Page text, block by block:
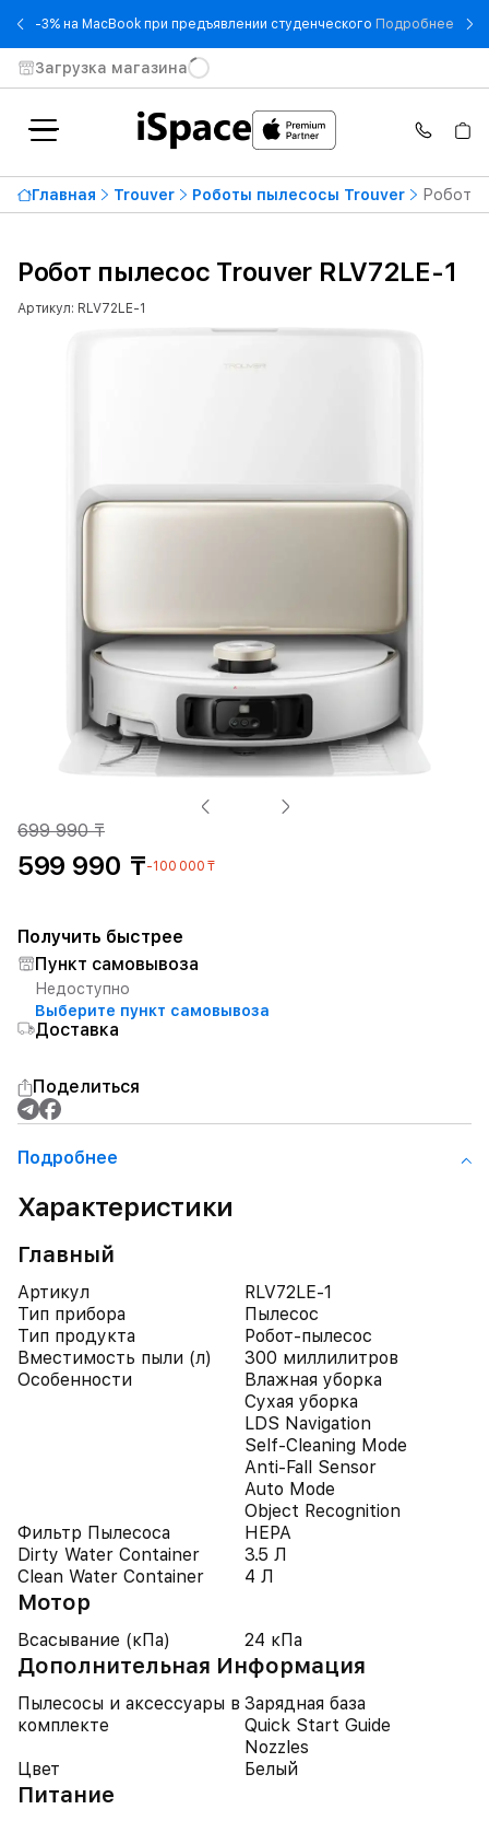
-3% на MacBook при предъявлении студенческого Подробнее - -
Загрузка магазина
Главная Trouver Роботы пылесосы Trouver Робот
Робот пылесос Trouver RLV72LE-1
Артикул: RLV72LE-1
699 990 ₸
599 990 ₸-100 000 ₸
Получить быстрее
Пункт самовывоза
Недоступно
Выберите пункт самовывоза
Доставка
Поделиться
Подробнее
Характеристики
Главный
Артикул
RLV72LE-1
Тип прибора
Пылесос
Тип продукта
Робот-пылесос
Вместимость пыли (л)
300 миллилитров
Особенности
Влажная уборка
Сухая уборка
LDS Navigation
Self-Cleaning Mode
Anti-Fall Sensor
Auto Mode
Object Recognition
Фильтр Пылесоса
HEPA
Dirty Water Container
3.5 Л
Clean Water Container
4 Л
Мотор
Всасывание (кПа) 24 кПа
Дополнительная Информация
Пылесосы и аксессуары в
комплекте
Зарядная база
Quick Start Guide
Nozzles
Цвет
Белый
Питание